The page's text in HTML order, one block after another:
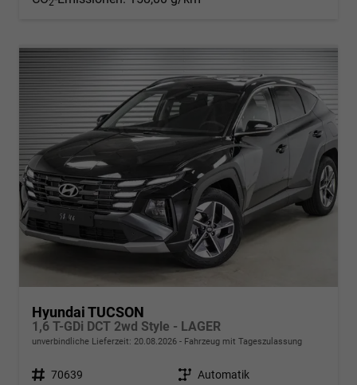
2
Hyundai TUCSON
1,6 T-GDi DCT 2wd Style - LAGER
unverbindliche Lieferzeit: 20.08.2026 Fahrzeug mit Tageszulassung
Fahrzeugnr. 70639 Getriebe Automatik